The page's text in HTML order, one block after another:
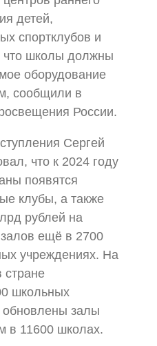
детей,
спортклубов и
что школы должны
оборудование
сообщили в
России.
Сергей
что к 2024 году
появятся
клубы, а также
рублей на
ещё в 2700
учреждениях. На
стране
школьных
обновлены залы
в 11600 школах.